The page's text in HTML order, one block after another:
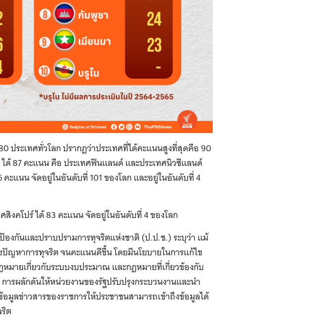
ประเทศทั่วโลก ปรากฏว่าประเทศที่ได้คะแนนสูงที่สุดคือ 90
ด้ 87 คะแนน คือ ประเทศฟินแลนด์ และประเทศนิวซีแลนด์
ะแนน จัดอยู่ในอันดับที่ 101 ของโลก และอยู่ในอันดับที่ 4
งคโปร์ ได้ 83 คะแนน จัดอยู่ในอันดับที่ 4 ของโลก
องกันและปราบปรามการทุจริตแห่งชาติ (ป.ป.ช.) ระบุว่า แม้
ญหาการทุจริต จนคะแนนดีขึ้น โดยมีนโยบายในการแก้ไข
มายเกี่ยวกับระบบงบประมาณ และกฎหมายที่เกี่ยวข้องกับ
รผลักดันให้หน่วยงานของรัฐปรับปรุงกระบวนงานและนำ
มูลข่าวสารของราชการให้ประชาชนสามารถเข้าถึงข้อมูลได้
ต